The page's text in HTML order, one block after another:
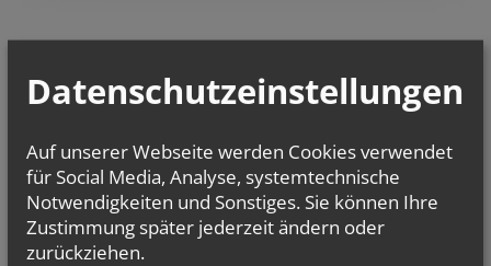
Datenschutzeinstellungen
Auf unserer Webseite werden Cookies verwendet
für Social Media, Analyse, systemtechnische
Notwendigkeiten und Sonstiges. Sie können Ihre
Zustimmung später jederzeit ändern oder
zurückziehen.